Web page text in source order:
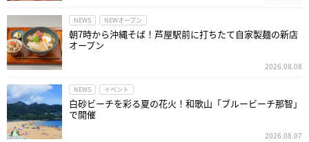
NEWS NEWオープン
朝7時から沖縄そば！芦屋駅前に打ちたて自家製麺の新店
オープン
2026.08.08
NEWS イベント
白砂ビーチを彩る夏の花火！和歌山「ブルービーチ那智」
で開催
2026.08.07